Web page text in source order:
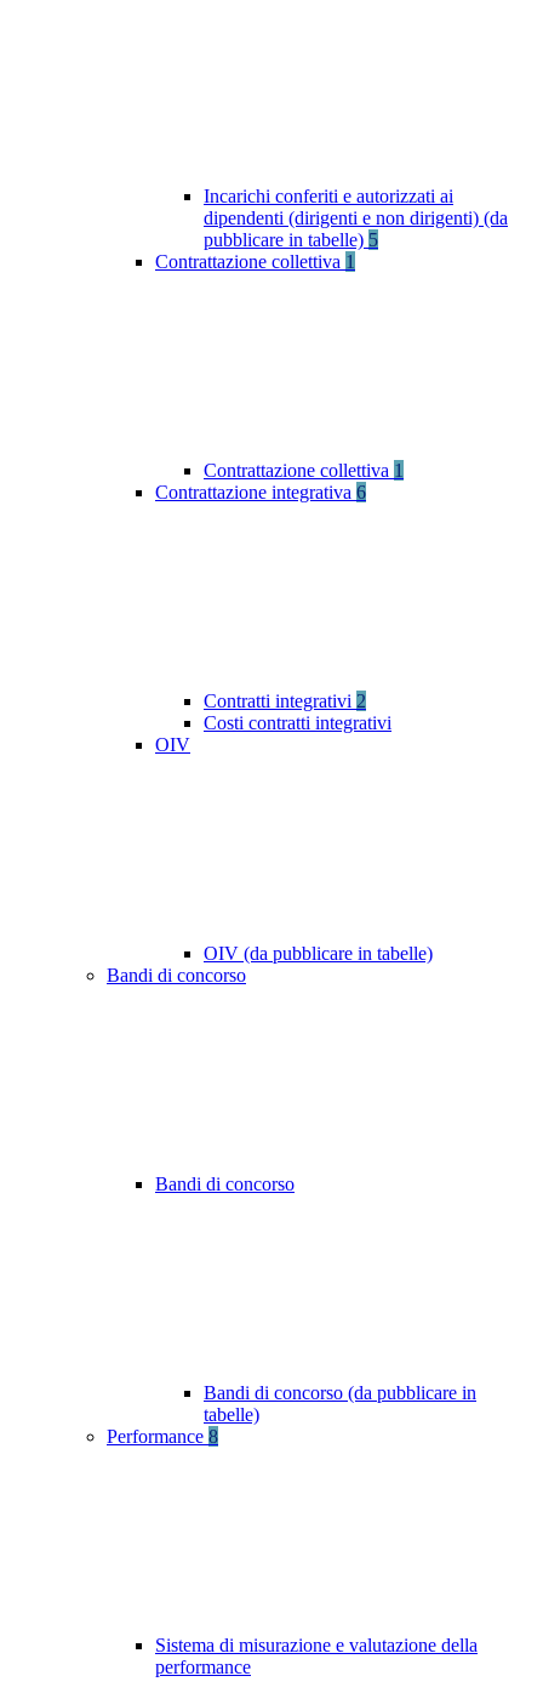
Incarichi conferiti e autorizzati ai
dipendenti (dirigenti e non dirigenti) (da
pubblicare in tabelle) 5
Contrattazione collettiva 1
Contrattazione collettiva 1
Contrattazione integrativa 6
Contratti integrativi 2
Costi contratti integrativi
OIV
OIV (da pubblicare in tabelle)
Bandi di concorso
Bandi di concorso
Bandi di concorso (da pubblicare in
tabelle)
Performance 8
Sistema di misurazione e valutazione della
performance